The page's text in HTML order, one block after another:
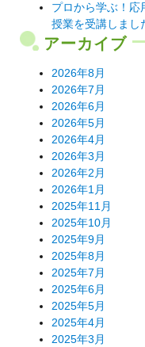
プロから学ぶ！
授業を受講しまし
アーカイブ
2026年8月
2026年7月
2026年6月
2026年5月
2026年4月
2026年3月
2026年2月
2026年1月
2025年11月
2025年10月
2025年9月
2025年8月
2025年7月
2025年6月
2025年5月
2025年4月
2025年3月